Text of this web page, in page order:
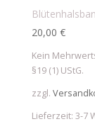
20,00 €
Kein
§19 (1) UStG.
zzgl.
Lieferzeit: 3-7